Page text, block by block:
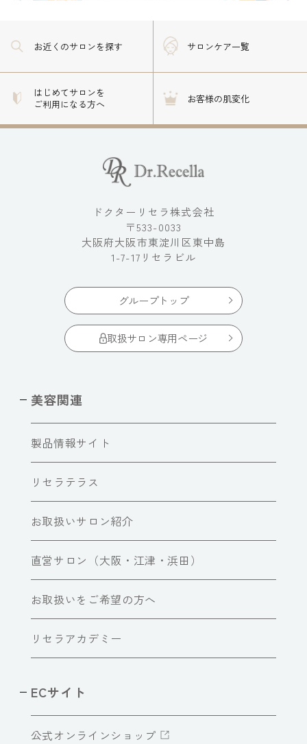
お近くのサロンを探す サロンケア一覧
はじめてサロンを
ご利用になる方へ
お客様の肌変化
ドクターリセラ株式会社
〒533-0033
大阪府大阪市東淀川区東中島
1-7-17リセラビル
グループトップ
取扱サロン専用ページ
美容関連
製品情報サイト
リセラテラス
お取扱いサロン紹介
直営サロン（大阪・江津・浜田）
お取扱いをご希望の方へ
リセラアカデミー
ECサイト
公式オンラインショップ